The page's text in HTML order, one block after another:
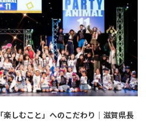
楽しむこと」へのこだわり｜滋賀県長